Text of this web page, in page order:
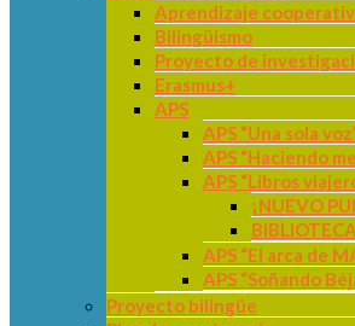
Aprendizaje
Bilingüismo
Proyecto de
Erasmus+
APS
APS “Una sola
APS “Haciendo
APS “Libros
¡NUEVO
APS “El arca de
APS “Soñando
Proyecto bilingüe